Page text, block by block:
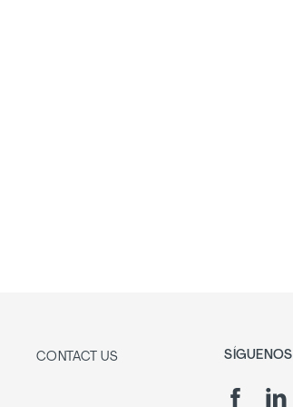
CONTACT US SÍGUENOS